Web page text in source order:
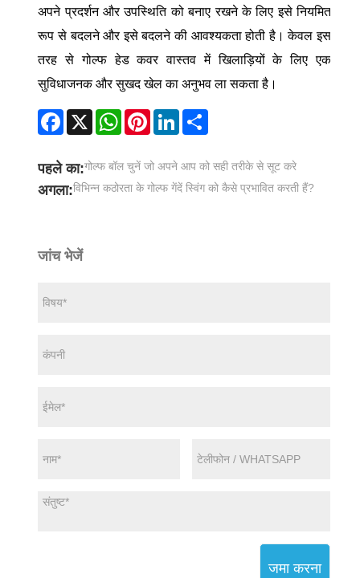
अपने प्रदर्शन और उपस्थिति को बनाए रखने के लिए इसे नियमित
रूप से बदलने और इसे बदलने की आवश्यकता होती है। केवल इस
तरह से गोल्फ हेड कवर वास्तव में खिलाड़ियों के लिए एक
सुविधाजनक और सुखद खेल का अनुभव ला सकता है।
Facebook
X WhatsAppPinterestLinkedIn
पहले का:गोल्फ बॉल चुनें जो अपने आप को सही तरीके से सूट करे
अगला:विभिन्न कठोरता के गोल्फ गेंदें स्विंग को कैसे प्रभावित करती हैं?
जांच भेजें
जमा करना